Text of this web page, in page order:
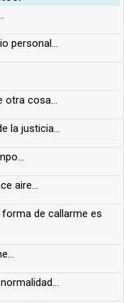
personal...
otra cosa...
la justicia...
aire...
forma de callarme es